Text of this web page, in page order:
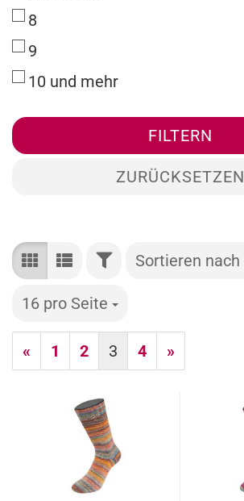
8
9
10 und mehr
FILTERN
ZURÜCKSETZEN
FILTERSortieren nach
Sortieren nach
16 pro Seite
pro Seite
« 1 2 3 4 »